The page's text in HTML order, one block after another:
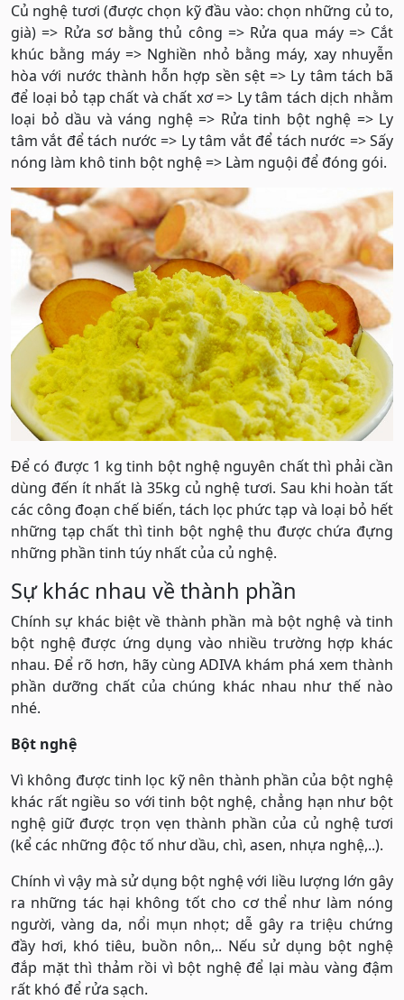
Củ nghệ tươi (được chọn kỹ đầu vào: chọn những củ to,
già) => Rửa sơ bằng thủ công => Rửa qua máy => Cắt
khúc bằng máy => Nghiền nhỏ bằng máy, xay nhuyễn
hòa với nước thành hỗn hợp sền sệt => Ly tâm tách bã
để loại bỏ tạp chất và chất xơ => Ly tâm tách dịch nhằm
loại bỏ dầu và váng nghệ => Rửa tinh bột nghệ => Ly
tâm vắt để tách nước => Ly tâm vắt để tách nước => Sấy
nóng làm khô tinh bột nghệ => Làm nguội để đóng gói.
Để có được 1 kg tinh bột nghệ nguyên chất thì phải cần
dùng đến ít nhất là 35kg củ nghệ tươi. Sau khi hoàn tất
các công đoạn chế biến, tách lọc phức tạp và loại bỏ hết
những tạp chất thì tinh bột nghệ thu được chứa đựng
những phần tinh túy nhất của củ nghệ.
Sự khác nhau về thành phần
Chính sự khác biệt về thành phần mà bột nghệ và tinh
bột nghệ được ứng dụng vào nhiều trường hợp khác
nhau. Để rõ hơn, hãy cùng ADIVA khám phá xem thành
phần dưỡng chất của chúng khác nhau như thế nào
nhé.
Bột nghệ
Vì không được tinh lọc kỹ nên thành phần của bột nghệ
khác rất ngiều so với tinh bột nghệ, chẳng hạn như bột
nghệ giữ được trọn vẹn thành phần của củ nghệ tươi
(kể các những độc tố như dầu, chì, asen, nhựa nghệ,..).
Chính vì vậy mà sử dụng bột nghệ với liều lượng lớn gây
ra những tác hại không tốt cho cơ thể như làm nóng
người, vàng da, nổi mụn nhọt; dễ gây ra triệu chứng
đầy hơi, khó tiêu, buồn nôn,.. Nếu sử dụng bột nghệ
đắp mặt thì thảm rồi vì bột nghệ để lại màu vàng đậm
rất khó để rửa sạch.